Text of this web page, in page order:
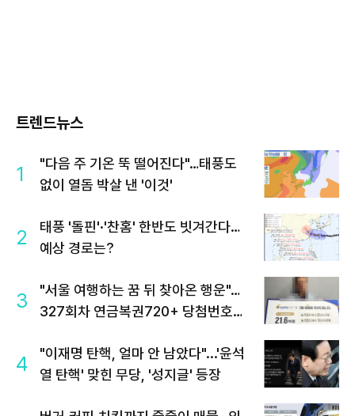
트렌드뉴스
1
"다음 주 기온 뚝 떨어진다"…태풍도
없이 열돔 박살 낸 '이것'
2
태풍 '돌핀'·'찬홈' 한반도 빗겨간다…
예상 경로는?
3
"서울 여행하는 꿈 뒤 찾아온 행운"…
327회차 연금복권720+ 당첨번호조
4
"이재명 탄핵, 얼마 안 남았다"...'윤석
열 탄핵' 맞힌 무당, '성지글' 등장